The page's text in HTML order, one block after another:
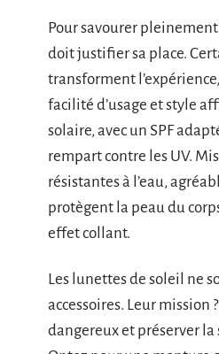
Pour savourer
doit justifier sa place.
transforment
facilité d’usage et style
solaire, avec un SPF
rempart contre les UV.
résistantes à l’eau,
protègent la peau du
effet collant.
Les lunettes de soleil ne
accessoires. Leur mission
dangereux et préserver la